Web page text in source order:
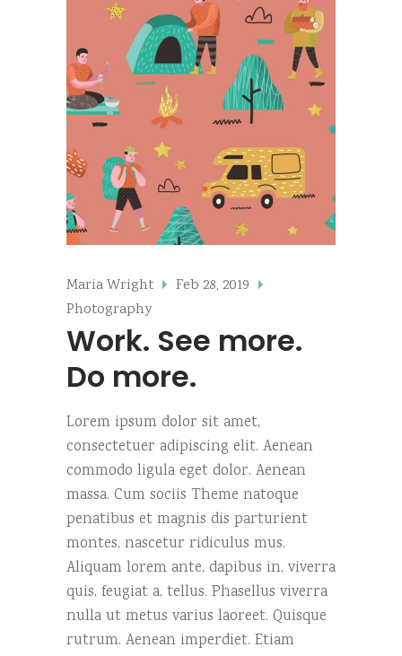
Maria Wright
Feb 28, 2019
Photography
Work. See more.
Do more.
Lorem ipsum dolor sit amet,
consectetuer adipiscing elit. Aenean
commodo ligula eget dolor. Aenean
massa. Cum sociis Theme natoque
penatibus et magnis dis parturient
montes, nascetur ridiculus mus.
Aliquam lorem ante, dapibus in, viverra
quis, feugiat a, tellus. Phasellus viverra
nulla ut metus varius laoreet. Quisque
rutrum. Aenean imperdiet. Etiam